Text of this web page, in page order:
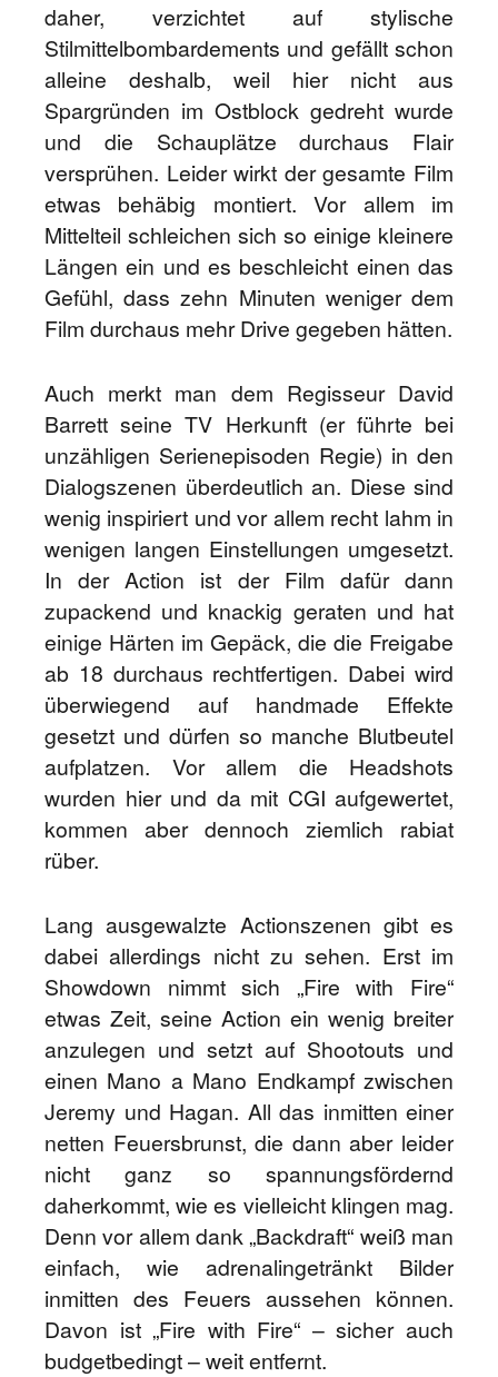
daher, verzichtet auf stylische
Stilmittelbombardements und gefällt schon
alleine deshalb, weil hier nicht aus
Spargründen im Ostblock gedreht wurde
und die Schauplätze durchaus Flair
versprühen. Leider wirkt der gesamte Film
etwas behäbig montiert. Vor allem im
Mittelteil schleichen sich so einige kleinere
Längen ein und es beschleicht einen das
Gefühl, dass zehn Minuten weniger dem
Film durchaus mehr Drive gegeben hätten.
Auch merkt man dem Regisseur David
Barrett seine TV Herkunft (er führte bei
unzähligen Serienepisoden Regie) in den
Dialogszenen überdeutlich an. Diese sind
wenig inspiriert und vor allem recht lahm in
wenigen langen Einstellungen umgesetzt.
In der Action ist der Film dafür dann
zupackend und knackig geraten und hat
einige Härten im Gepäck, die die Freigabe
ab 18 durchaus rechtfertigen. Dabei wird
überwiegend auf handmade Effekte
gesetzt und dürfen so manche Blutbeutel
aufplatzen. Vor allem die Headshots
wurden hier und da mit CGI aufgewertet,
kommen aber dennoch ziemlich rabiat
rüber.
Lang ausgewalzte Actionszenen gibt es
dabei allerdings nicht zu sehen. Erst im
Showdown nimmt sich „Fire with Fire“
etwas Zeit, seine Action ein wenig breiter
anzulegen und setzt auf Shootouts und
einen Mano a Mano Endkampf zwischen
Jeremy und Hagan. All das inmitten einer
netten Feuersbrunst, die dann aber leider
nicht ganz so spannungsfördernd
daherkommt, wie es vielleicht klingen mag.
Denn vor allem dank „Backdraft“ weiß man
einfach, wie adrenalingetränkt Bilder
inmitten des Feuers aussehen können.
Davon ist „Fire with Fire“ – sicher auch
budgetbedingt – weit entfernt.